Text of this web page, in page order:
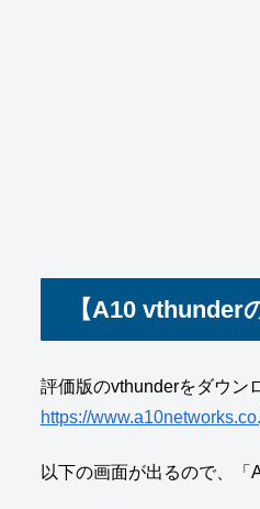
【A10 vthunder
評価版のvthunderをダウン
https://
以下の画面が出るので、「